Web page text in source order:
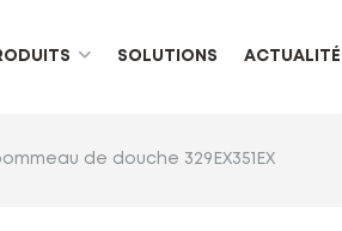
SOLUTIONS
de douche 329EX351EX